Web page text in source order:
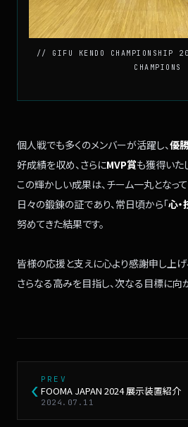
// GIFU KENDO CHAMPIONSHIP
CHAMPIONS
個人戦でも多くのメンバーが活躍し、優
好成績を収め、 さらにMVP賞も獲得いた
この輝かしい成果は、 チーム一丸となっ
日々の鍛錬の証であり、 常日頃から「心・
努めてきた結果です。
皆様の応援と支えに心より感謝申し上げ
さらなる高みを目指し、次なる目標に向
‹ PREV
FOOMA JAPAN 2024 展示装置紹介
2024.07.11